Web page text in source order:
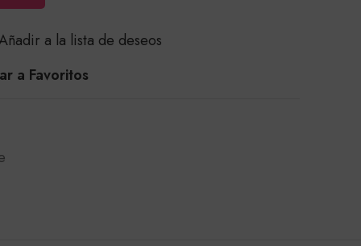
a la lista de deseos
a Favoritos